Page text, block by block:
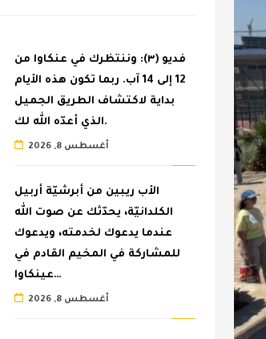
فديو (٣): وننتظرك في عنكاوا من
12 إلى 14 آب. ربما تكون هذه الأيام
بداية لاكتشاف الطريق الجميل
الذي أعدّه الله لك.
أغسطس 8, 2026
الأب ريبين من أبرشيّة أربيل
الكلدانيّة، يحدّثك عن صوت الله
عندما يدعوك لخدمته، ويدعوك
للمشاركة في المخيم القادم في
عينكاوا…
أغسطس 8, 2026